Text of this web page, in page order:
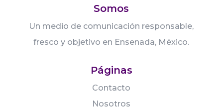
Somos
Un medio de comunicación responsable,
fresco y objetivo en Ensenada, México.
Páginas
Contacto
Nosotros